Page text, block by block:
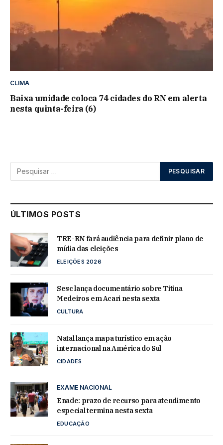
CLIMA
Baixa umidade coloca 74 cidades do RN em alerta
nesta quinta-feira (6)
ÚLTIMOS POSTS
TRE-RN fará audiência para definir plano de
mídia das eleições
ELEIÇÕES 2026
Sesc lança documentário sobre Titina
Medeiros em Acari nesta sexta
CULTURA
Natal lança mapa turístico em ação
internacional na América do Sul
CIDADES
EXAME NACIONAL
Enade: prazo de recurso para atendimento
especial termina nesta sexta
EDUCAÇÃO